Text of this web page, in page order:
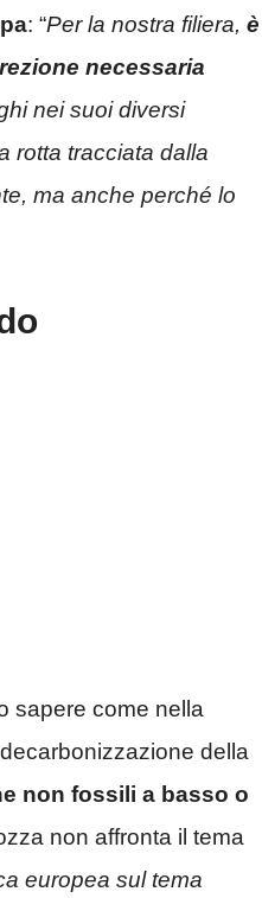
: “Perla nostra filiera, è
necessaria
nei suoi diversi
rotta tracciata dalla
ma anche perché lo
sapere come nella
della
non fossili a basso o
non affronta il tema
europea sul tema